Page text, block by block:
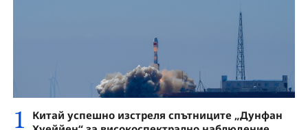
1
Китай успешно изстреля спътниците „Дунфан